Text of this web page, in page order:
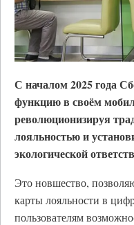
С началом 2025 года
функцию в своём
революционизируя
лояльностью и
экологической
Это новшество,
карты лояльности в
пользователям